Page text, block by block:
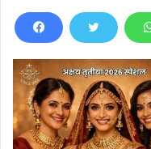
d
e
m
a
i